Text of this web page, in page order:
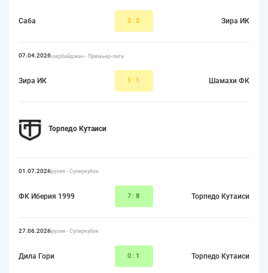
Саба 2: 2 Зира ИК
07.04.2026Азербайджан - Премьер-лига
Зира ИК 1:1 Шамахи ФК
Торпедо Кутаиси
01.07.2026Грузия - Суперкубок
ФК Иберия 1999 7: 8 Торпедо Кутаиси
27.06.2026Грузия - Суперкубок
Дила Гори 0: 1 Торпедо Кутаиси